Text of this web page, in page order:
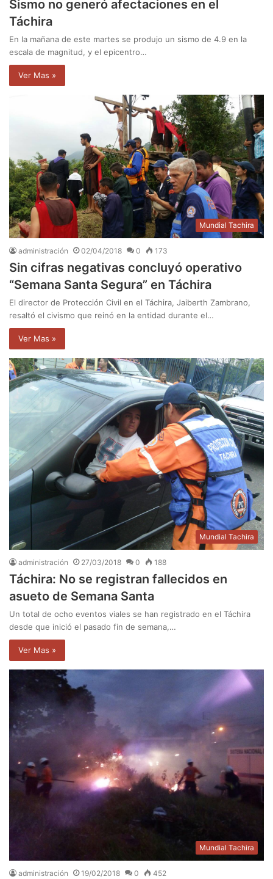
Sismo no generó afectaciones en el
Táchira
En la mañana de este martes se produjo un sismo de 4.9 en la
escala de magnitud, y el epicentro…
Ver Mas »
Mundial Tachira
administración 02/04/2018 0 173
Sin cifras negativas concluyó operativo
“Semana Santa Segura” en Táchira
El director de Protección Civil en el Táchira, Jaiberth Zambrano,
resaltó el civismo que reinó en la entidad durante el…
Ver Mas »
Mundial Tachira
administración 27/03/2018 0 188
Táchira: No se registran fallecidos en
asueto de Semana Santa
Un total de ocho eventos viales se han registrado en el Táchira
desde que inició el pasado fin de semana,…
Ver Mas »
Mundial Tachira
administración 19/02/2018 0 452